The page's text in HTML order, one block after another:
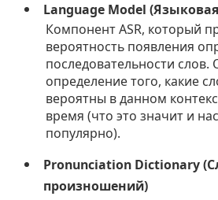
Language Model
Компонент ASR, который
вероятность появления
последовательности слов.
определение того, какие
вероятны в данном
время (что это значит и
популярно).
Pronunciation Dictionary
произношений)